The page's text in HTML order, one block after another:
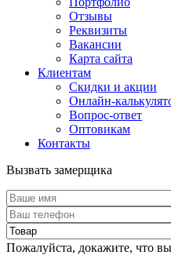
Отзывы
Реквизиты
Вакансии
Карта сайта
Клиентам
Скидки и акции
Онлайн-
Вопрос-ответ
Оптовикам
Контакты
Вызвать замерщика
Пожалуйста, докажите, что